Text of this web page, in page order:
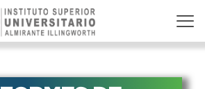
de herramientas